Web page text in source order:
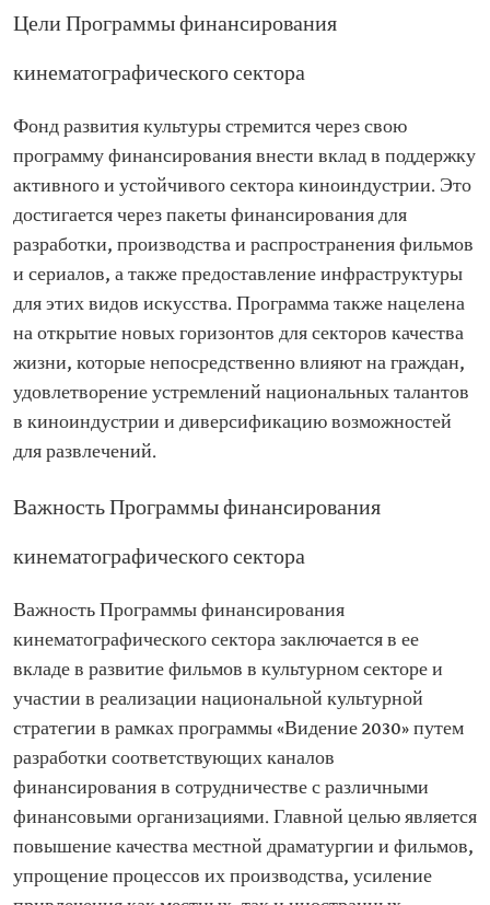
Цели Программы финансирования
кинематографического сектора
Фонд развития культуры стремится через свою
программу финансирования внести вклад в поддержку
активного и устойчивого сектора киноиндустрии. Это
достигается через пакеты финансирования для
разработки, производства и распространения фильмов
и сериалов, а также предоставление инфраструктуры
для этих видов искусства. Программа также нацелена
на открытие новых горизонтов для секторов качества
жизни, которые непосредственно влияют на граждан,
удовлетворение устремлений национальных талантов
в киноиндустрии и диверсификацию возможностей
для развлечений.
Важность Программы финансирования
кинематографического сектора
Важность Программы финансирования
кинематографического сектора заключается в ее
вкладе в развитие фильмов в культурном секторе и
участии в реализации национальной культурной
стратегии в рамках программы «Видение 2030» путем
разработки соответствующих каналов
финансирования в сотрудничестве с различными
финансовыми организациями. Главной целью является
повышение качества местной драматургии и фильмов,
упрощение процессов их производства, усиление